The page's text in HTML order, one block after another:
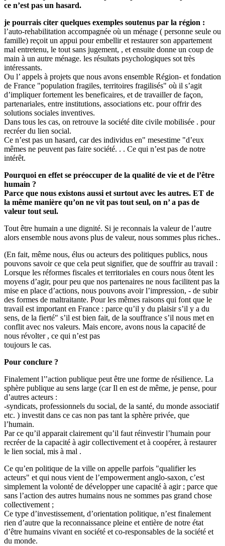
ce n’est pas un hasard.
je pourrais citer quelques exemples soutenus par la région :
l’auto-rehabilitation accompagnée où un ménage ( personne seule ou
famille) reçoit un appui pour embellir et restaurer son appartement
mal entretenu, le tout sans jugement, , et ensuite donne un coup de
main à un autre ménage. les résultats psychologiques sot très
intéressants.
Ou l’ appels à projets que nous avons ensemble Région- et fondation
de France "population fragiles, territoires fragilisés" où il s’agit
d’impliquer fortement les beneficaires, et de travailler de façon,
partenariales, entre institutions, associations etc. pour offrir des
solutions sociales inventives.
Dans tous les cas, on retrouve la société dite civile mobilisée . pour
recréer du lien social.
Ce n’est pas un hasard, car des individus en" mesestime "d’eux
mêmes ne peuvent pas faire société. . . Ce qui n’est pas de notre
intérêt.
Pourquoi en effet se préoccuper de la qualité de vie et de l’être
humain ?
Parce que nous existons aussi et surtout avec les autres. ET de
la même manière qu’on ne vit pas tout seul, on n’ a pas de
valeur tout seul.
Tout être humain a une dignité. Si je reconnais la valeur de l’autre
alors ensemble nous avons plus de valeur, nous sommes plus riches..
(En fait, même nous, élus ou acteurs des politiques publics, nous
pouvons savoir ce que cela peut signifier, que de souffrir au travail :
Lorsque les réformes fiscales et territoriales en cours nous ôtent les
moyens d’agir, pour peu que nos partenaires ne nous facilitent pas la
mise en place d’actions, nous pouvons avoir l’impression, - de subir
des formes de maltraitante. Pour les mêmes raisons qui font que le
travail est important en France : parce qu’il y du plaisir s’il y a du
sens, de la fierté" s’il est bien fait, de la souffrance s’il nous met en
conflit avec nos valeurs. Mais encore, avons nous la capacité de
nous révolter , ce qui n’est pas
toujours le cas.
Pour conclure ?
Finalement l’’action publique peut être une forme de résilience. La
sphère publique au sens large (car Il en est de même, je pense, pour
d’autres acteurs :
-syndicats, professionnels du social, de la santé, du monde associatif
etc. ) investit dans ce cas non pas tant la sphère privée, que
l’humain.
Par ce qu’il apparait clairement qu’il faut réinvestir l’humain pour
recréer de la capacité à agir collectivement et à coopérer, à restaurer
le lien social, mis à mal .
Ce qu’en politique de la ville on appelle parfois "qualifier les
acteurs" et qui nous vient de l’empowerment anglo-saxon, c’est
simplement la volonté de développer une capacité à agir ; parce que
sans l’action des autres humains nous ne sommes pas grand chose
collectivement ;
Ce type d’investissement, d’orientation politique, n’est finalement
rien d’autre que la reconnaissance pleine et entière de notre état
d’être humains vivant en société et co-responsables de la société et
du monde.